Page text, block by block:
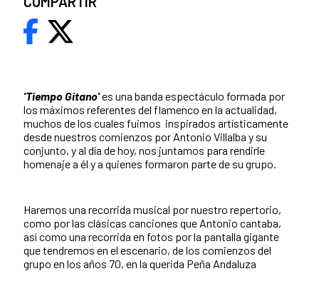
'Tiempo Gitano'es una banda espectáculo formada por
los máximos referentes del flamenco en la actualidad,
muchos de los cuales fuimos inspirados artísticamente
desde nuestros comienzos por Antonio Villalba y su
conjunto, y al día de hoy, nos juntamos para rendirle
homenaje a él y a quienes formaron parte de su grupo.
Haremos una recorrida musical por nuestro repertorio,
como por las clásicas canciones que Antonio cantaba,
así como una recorrida en fotos por la pantalla gigante
que tendremos en el escenario, de los comienzos del
grupo en los años 70, en la querida Peña Andaluza